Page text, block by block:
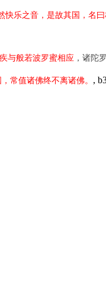
乐之音，是故其国，名曰
与般若波罗蜜相应 ，诸陀
常值诸佛终不离诸佛。 ,